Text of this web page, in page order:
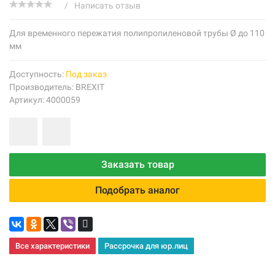
/ Написать отзыв
Для временного пережатия полипропиленовой трубы Ø до 110
мм
Доступность: Под заказ
Производитель: BREXIT
Артикул: 4000059
Заказать товар
Подобрать аналог
Все характеристики Рассрочка для юр.лиц